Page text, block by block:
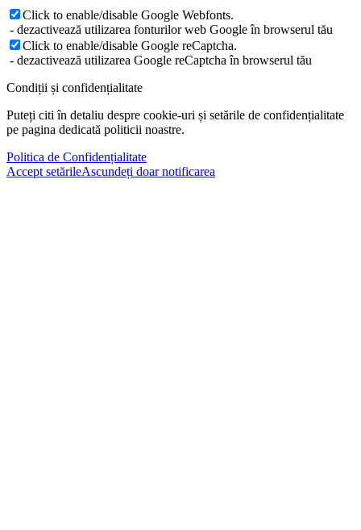
Click to enable/disable Google Webfonts.
- dezactivează utilizarea fonturilor web Google în browserul tău
Click to enable/disable Google reCaptcha.
- dezactivează utilizarea Google reCaptcha în browserul tău
Condiții și confidențialitate
Puteți citi în detaliu despre cookie-uri și setările de confidențialitate
pe pagina dedicată politicii noastre.
Politica de Confidențialitate
Accept setărileAscundeți doar notificarea